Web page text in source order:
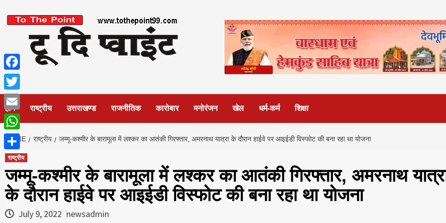
to
होम राष्ट्रीय उत्तराखण्ड राजनीतिक कारोबार मनोरंजन खेल धर्म-कर्म शिक्षा
HOME राष्ट्रीय जम्मू-कश्मीर के बारामूला में लश्कर का आतंकी गिरफ्तार, अमरनाथ यात्रा के दौरान हाईवे पर आइईडी विस्फोट की बना रहा था योजना
राष्ट्रीय
जम्मू-कश्मीर के बारामूला में लश्कर का आतंकी गिरफ्तार, अमरनाथ
के दौरान हाईवे पर आइईडी विस्फोट की बना रहा था योजना
July 9, 2022 newsadmin
Facebook
Twitter
Email
WhatsApp
Share